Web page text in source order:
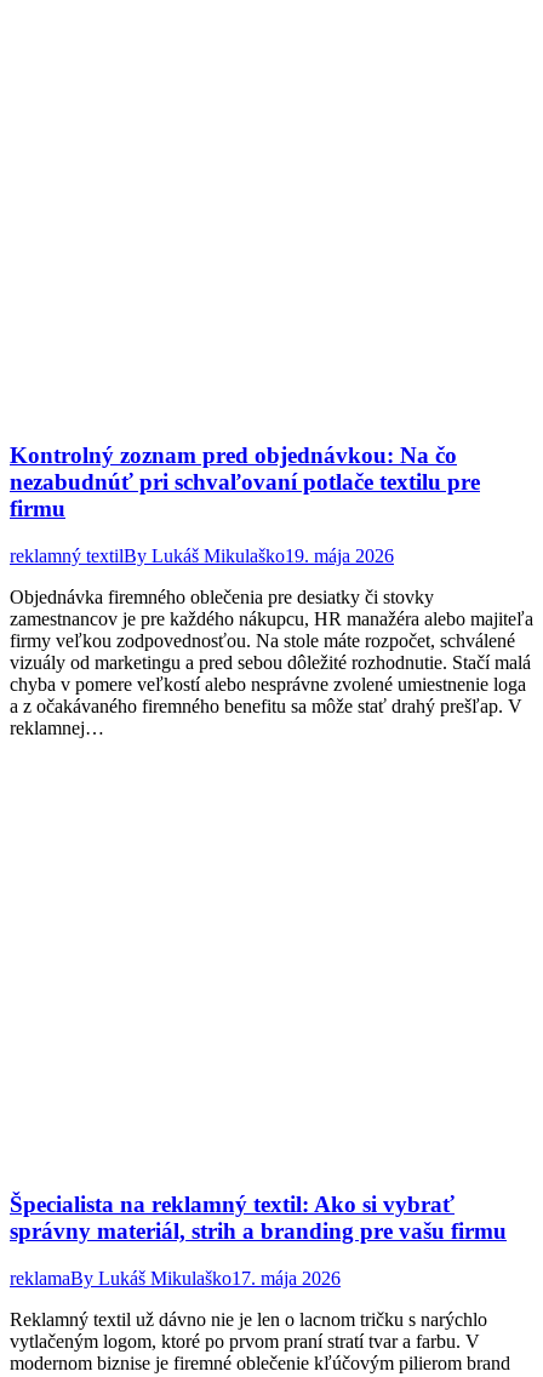
Kontrolný zoznam pred objednávkou: Na čo
nezabudnúť pri schvaľovaní potlače textilu pre
firmu
reklamný textilBy Lukáš Mikulaško19. mája 2026
Objednávka firemného oblečenia pre desiatky či stovky
zamestnancov je pre každého nákupcu, HR manažéra alebo majiteľa
firmy veľkou zodpovednosťou. Na stole máte rozpočet, schválené
vizuály od marketingu a pred sebou dôležité rozhodnutie. Stačí malá
chyba v pomere veľkostí alebo nesprávne zvolené umiestnenie loga
a z očakávaného firemného benefitu sa môže stať drahý prešľap. V
reklamnej…
Špecialista na reklamný textil: Ako si vybrať
správny materiál, strih a branding pre vašu firmu
reklamaBy Lukáš Mikulaško17. mája 2026
Reklamný textil už dávno nie je len o lacnom tričku s narýchlo
vytlačeným logom, ktoré po prvom praní stratí tvar a farbu. V
modernom biznise je firemné oblečenie kľúčovým pilierom brand